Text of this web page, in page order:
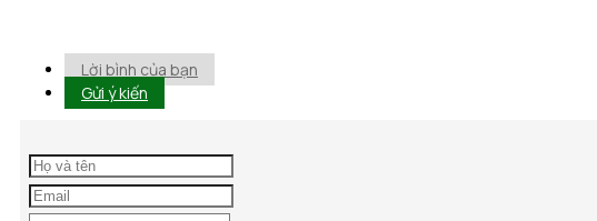
Lời bình của bạn
Gửi ý kiến